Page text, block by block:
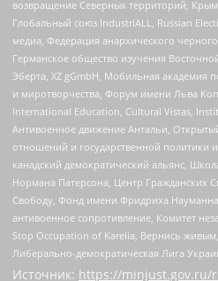
возвращение Северных территорий,
Глобальный союз IndustriALL, Russian
медиа, Федерация анархического
Германское общество изучения
Эберта, XZ gGmbH, Мобильная академия
и миротворчества, Форум имени Льва
International Education, Cultural Vistas,
Антивоенное движение Антальи,
отношений и государственной политики
канадский демократический альянс,
Нормана Патерсона, Центр Гражданских
Свободу, Фонд имени Фридриха
антивоенное сопротивление, Комитет
Stop Occupation of Karelia, Вернись
Либерально-демократическая Лига
Источник: https://minjust.gov.ru/